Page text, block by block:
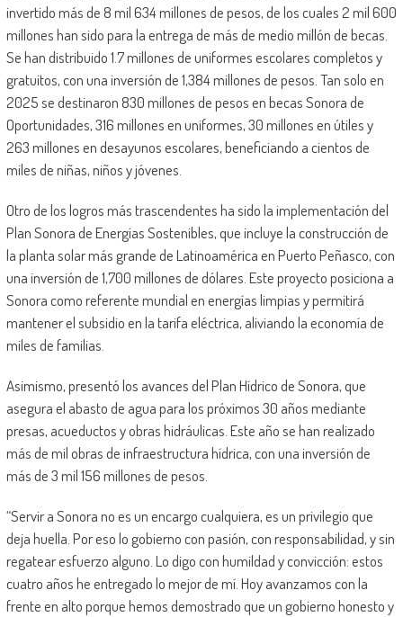
invertido más de 8 mil 634 millones de pesos, de los cuales 2 mil 600
millones han sido para la entrega de más de medio millón de becas.
Se han distribuido 1.7 millones de uniformes escolares completos y
gratuitos, con una inversión de 1,384 millones de pesos. Tan solo en
2025 se destinaron 830 millones de pesos en becas Sonora de
Oportunidades, 316 millones en uniformes, 30 millones en útiles y
263 millones en desayunos escolares, beneficiando a cientos de
miles de niñas, niños y jóvenes.
Otro de los logros más trascendentes ha sido la implementación del
Plan Sonora de Energías Sostenibles, que incluye la construcción de
la planta solar más grande de Latinoamérica en Puerto Peñasco, con
una inversión de 1,700 millones de dólares. Este proyecto posiciona a
Sonora como referente mundial en energías limpias y permitirá
mantener el subsidio en la tarifa eléctrica, aliviando la economía de
miles de familias.
Asimismo, presentó los avances del Plan Hídrico de Sonora, que
asegura el abasto de agua para los próximos 30 años mediante
presas, acueductos y obras hidráulicas. Este año se han realizado
más de mil obras de infraestructura hídrica, con una inversión de
más de 3 mil 156 millones de pesos.
“Servir a Sonora no es un encargo cualquiera, es un privilegio que
deja huella. Por eso lo gobierno con pasión, con responsabilidad, y sin
regatear esfuerzo alguno. Lo digo con humildad y convicción: estos
cuatro años he entregado lo mejor de mí. Hoy avanzamos con la
frente en alto porque hemos demostrado que un gobierno honesto y